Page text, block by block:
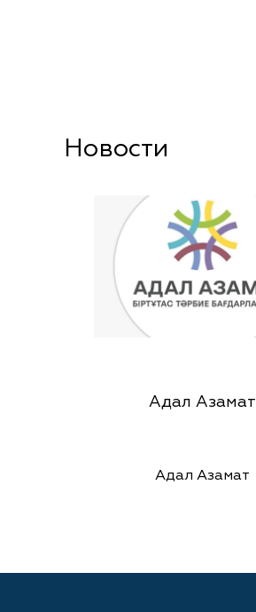
Новости
Адал Азамат
Адал Азамат